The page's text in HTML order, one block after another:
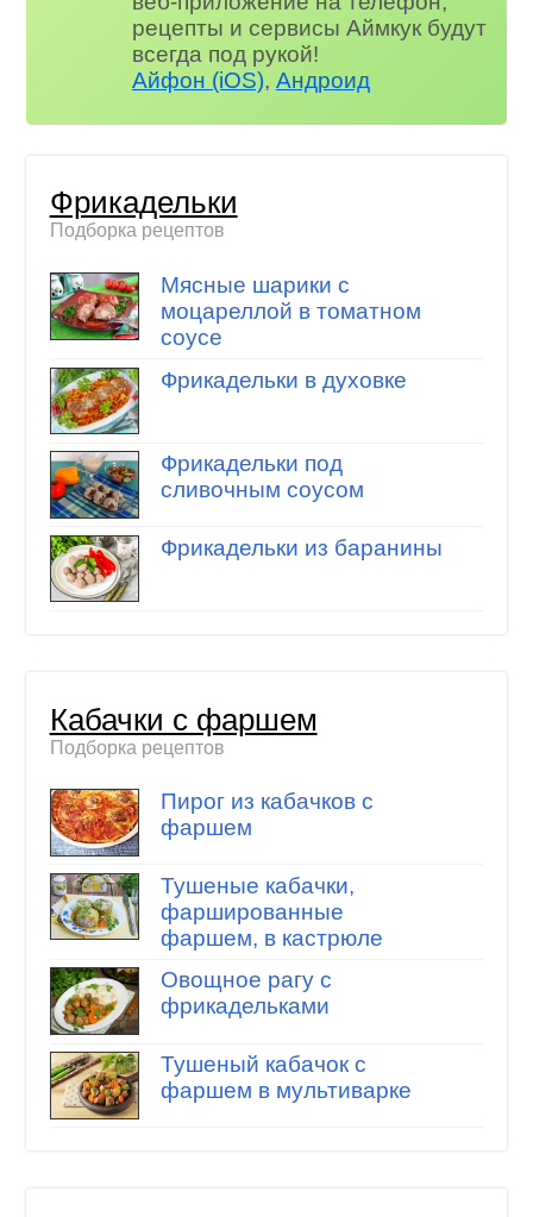
рецепты и сервисы Аймкук будут
всегда под рукой!
Айфон (iOS),Андроид
Фрикадельки
Подборка рецептов
Мясные шарики с
моцареллой в томатном
соусе
Фрикадельки в духовке
Фрикадельки под
сливочным соусом
Фрикадельки из баранины
Кабачки с фаршем
Подборка рецептов
Пирог из кабачков с
фаршем
Тушеные кабачки,
фаршированные
фаршем, в кастрюле
Овощное рагу с
фрикадельками
Тушеный кабачок с
фаршем в мультиварке